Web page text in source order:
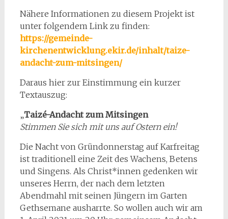
Nähere Informationen zu diesem Projekt ist
unter folgendem Link zu finden:
https://gemeinde-
kirchenentwicklung.ekir.de/inhalt/taize-
andacht-zum-mitsingen/
Daraus hier zur Einstimmung ein kurzer
Textauszug:
„Taizé-Andacht zum Mitsingen
Stimmen Sie sich mit uns auf Ostern ein!
Die Nacht von Gründonnerstag auf Karfreitag
ist traditionell eine Zeit des Wachens, Betens
und Singens. Als Christ*innen gedenken wir
unseres Herrn, der nach dem letzten
Abendmahl mit seinen Jüngern im Garten
Gethsemane ausharrte. So wollen auch wir am